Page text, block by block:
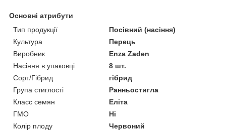
Основні атрибути
Тип продукції
Посівний (насіння)
Культура
Перець
Виробник
Enza Zaden
Насіння в упаковці
8 шт.
Сорт/Гібрид
гібрид
Група стиглості
Ранньостигла
Класс семян
Еліта
ГМО
Ні
Колір плоду
Червоний